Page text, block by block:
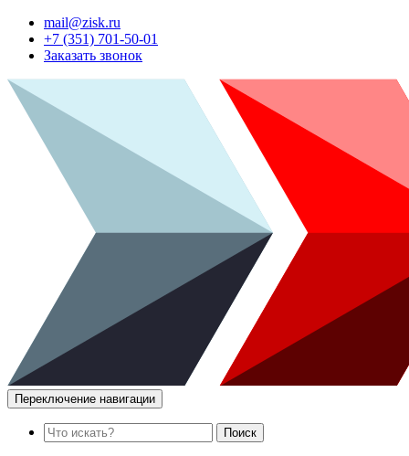
mail@zisk.ru
+7 (351) 701-50-01
Заказать звонок
Переключение навигации
Поиск